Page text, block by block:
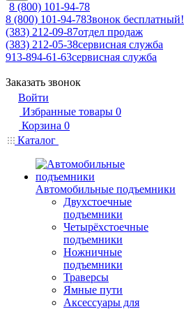
8 (800) 101-94-78
8 (800) 101-94-78Звонок бесплатный!
(383) 212-09-87отдел продаж
(383) 212-05-38сервисная служба
913-894-61-63сервисная служба
Заказать звонок
Войти
Избранные товары 0
Корзина 0
Каталог
Автомобильные подъемники
Двухстоечные
подъемники
Четырёхстоечные
подъемники
Ножничные
подъемники
Траверсы
Ямные пути
Аксессуары для